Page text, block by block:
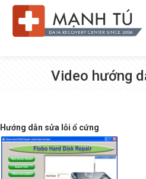
Video hướng
Hướng dẫn sửa lỗi ổ cứng